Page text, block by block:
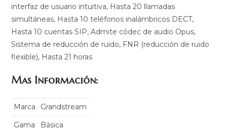
interfaz de usuario intuitiva, Hasta 20 llamadas
simultáneas, Hasta 10 teléfonos inalámbricos DECT,
Hasta 10 cuentas SIP, Admite códec de audio Opus,
Sistema de reducción de ruido, FNR (reducción de ruido
flexible), Hasta 21 horas
Mas Información:
Marca
Grandstream
Gama
Básica